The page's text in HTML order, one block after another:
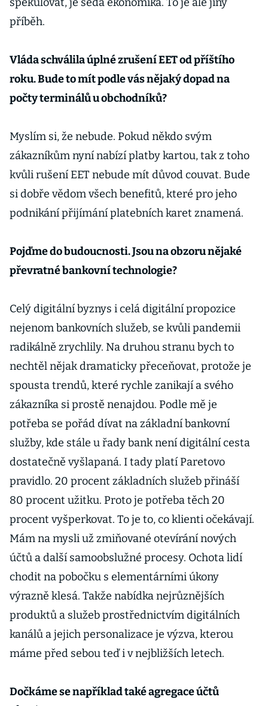
příběh.
Vláda schválila úplné zrušení EET od příštího
roku. Bude to mít podle vás nějaký dopad na
počty terminálů u obchodníků?
Myslím si, že nebude. Pokud někdo svým
zákazníkům nyní nabízí platby kartou, tak z toho
kvůli rušení EET nebude mít důvod couvat. Bude
si dobře vědom všech benefitů, které pro jeho
podnikání přijímání platebních karet znamená.
Pojďme do budoucnosti. Jsou na obzoru nějaké
převratné bankovní technologie?
Celý digitální byznys i celá digitální propozice
nejenom bankovních služeb, se kvůli pandemii
radikálně zrychlily. Na druhou stranu bych to
nechtěl nějak dramaticky přeceňovat, protože je
spousta trendů, které rychle zanikají a svého
zákazníka si prostě nenajdou. Podle mě je
potřeba se pořád dívat na základní bankovní
služby, kde stále u řady bank není digitální cesta
dostatečně vyšlapaná. I tady platí Paretovo
pravidlo. 20 procent základních služeb přináší
80 procent užitku. Proto je potřeba těch 20
procent vyšperkovat. To je to, co klienti očekávají.
Mám na mysli už zmiňované otevírání nových
účtů a další samoobslužné procesy. Ochota lidí
chodit na pobočku s elementárními úkony
výrazně klesá. Takže nabídka nejrůznějších
produktů a služeb prostřednictvím digitálních
kanálů a jejich personalizace je výzva, kterou
máme před sebou teď i v nejbližších letech.
Dočkáme se například také agregace účtů